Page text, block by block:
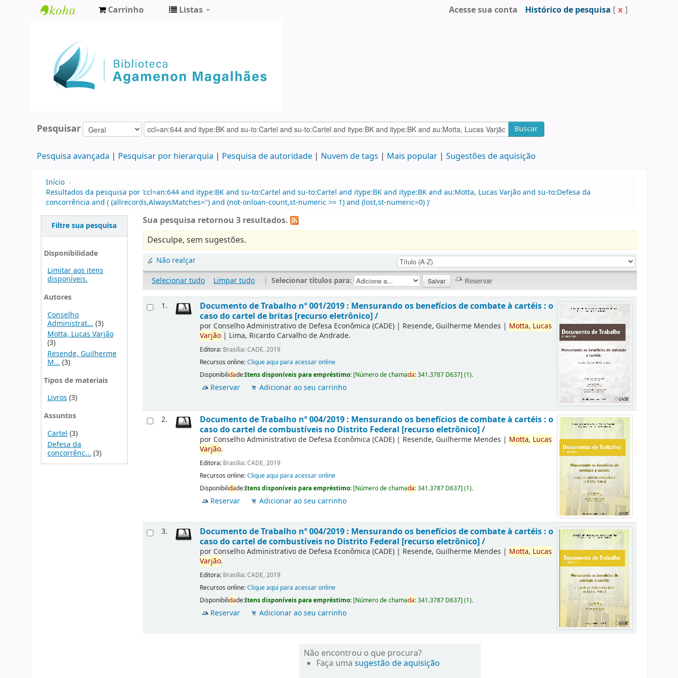
Agamenon
Magalhães
Carrinho Listas Acesse sua conta Histórico de pesquisa [ x ]
Pesquisar Buscar
Pesquisa avançada Pesquisar por hierarquia Pesquisa de autoridade Nuvem de tags Mais popular Sugestões de aquisição
Início ›
Resultados da pesquisa por 'ccl=an:644 and itype:BK and su-to:Cartel and su-to:Cartel and itype:BK and itype:BK and au:Motta, Lucas Varjão and su-to:Defesa da
concorrência and ( (allrecords,AlwaysMatches='') and (not-onloan-count,st-numeric >= 1) and (lost,st-numeric=0) )'
Filtre sua pesquisa
Disponibilidade
Limitar aos itens
disponíveis.
Autores
Conselho
Administrat... (3)
Motta, Lucas Varjão
(3)
Resende, Guilherme
M... (3)
Tipos de materiais
Livros(3)
Assuntos
Cartel (3)
Defesa da
concorrênc... (3)
Sua pesquisa retornou 3 resultados.
Desculpe, sem sugestões.
Não realçar
Selecionar tudo
Limpar tudo | Selecionar títulos para:
1.
Documento de Trabalho nº 001/2019 : Mensurando os benefícios de combate à cartéis : o
caso do cartel de britas [recurso eletrônico] /
por Conselho Administrativo de Defesa Econômica (CADE) | Resende, Guilherme Mendes | Motta, Lucas
Varjão | Lima, Ricardo Carvalho de Andrade.
Editora: Brasília: CADE, 2019
Recursos online:Clique aqui para acessar online
Disponibilidade:Itens disponíveis para empréstimo: [Número de chamada:341.3787 D637](1).
Reservar Adicionar ao seu carrinho
2.
Documento de Trabalho nº 004/2019 : Mensurando os benefícios de combate à cartéis : o
caso do cartel de combustíveis no Distrito Federal [recurso eletrônico] /
por Conselho Administrativo de Defesa Econômica (CADE) | Resende, Guilherme Mendes | Motta, Lucas
Varjão.
Editora: Brasília: CADE, 2019
Recursos online:Clique aqui para acessar online
Disponibilidade:Itens disponíveis para empréstimo: [Número de chamada:341.3787 D637](1).
Reservar Adicionar ao seu carrinho
3.
Documento de Trabalho nº 004/2019 : Mensurando os benefícios de combate à cartéis : o
caso do cartel de combustíveis no Distrito Federal [recurso eletrônico] /
por Conselho Administrativo de Defesa Econômica (CADE) | Resende, Guilherme Mendes | Motta, Lucas
Varjão.
Editora: Brasília: CADE, 2019
Recursos online:Clique aqui para acessar online
Disponibilidade:Itens disponíveis para empréstimo: [Número de chamada:341.3787 D637](1).
Reservar Adicionar ao seu carrinho
Não encontrou o que procura?
Faça uma sugestão de aquisição